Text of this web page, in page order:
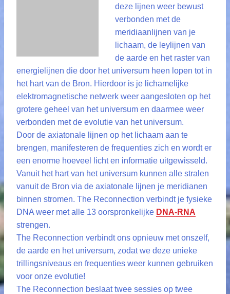
deze lijnen weer bewust
verbonden met de
meridiaanlijnen van je
lichaam, de leylijnen van
de aarde en het raster van
energielijnen die door het universum heen lopen tot in
het hart van de Bron. Hierdoor is je lichamelijke
elektromagnetische netwerk weer aangesloten op het
grotere geheel van het universum en daarmee weer
verbonden met de evolutie van het universum.
Door de axiatonale lijnen op het lichaam aan te
brengen, manifesteren de frequenties zich en wordt er
een enorme hoeveel licht en informatie uitgewisseld.
Vanuit het hart van het universum kunnen alle stralen
vanuit de Bron via de axiatonale lijnen je meridianen
binnen stromen. The Reconnection verbindt je fysieke
DNA weer met alle 13 oorspronkelijke DNA-RNA
strengen.
The Reconnection verbindt ons opnieuw met onszelf,
de aarde en het universum, zodat we deze unieke
trillingsniveaus en frequenties weer kunnen gebruiken
voor onze evolutie!
The Reconnection beslaat twee sessies op twee